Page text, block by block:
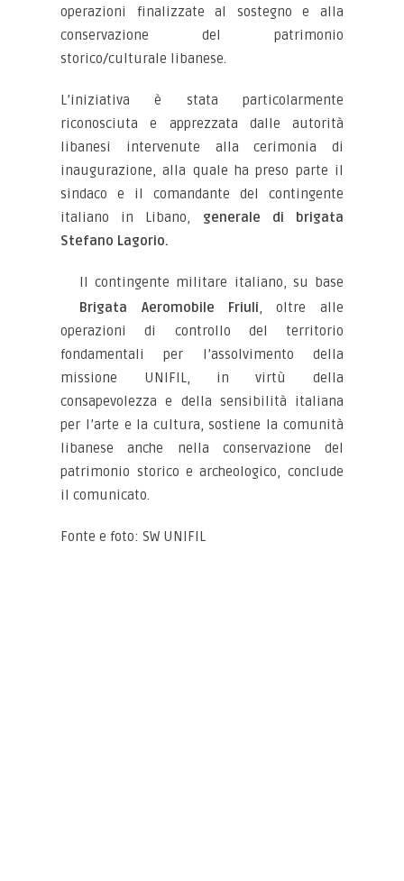
operazioni finalizzate al sostegno e alla
conservazione del patrimonio
storico/culturale libanese.
L’iniziativa è stata particolarmente
riconosciuta e apprezzata dalle autorità
libanesi intervenute alla cerimonia di
inaugurazione, alla quale ha preso parte il
sindaco e il comandante del contingente
italiano in Libano, generale di brigata
Stefano Lagorio.
Il contingente militare italiano, su base
Brigata Aeromobile Friuli , oltre alle
operazioni di controllo del territorio
fondamentali per l’assolvimento della
missione UNIFIL, in virtù della
consapevolezza e della sensibilità italiana
per l’arte e la cultura, sostiene la comunità
libanese anche nella conservazione del
patrimonio storico e archeologico, conclude
il comunicato.
Fonte e foto: SW UNIFIL